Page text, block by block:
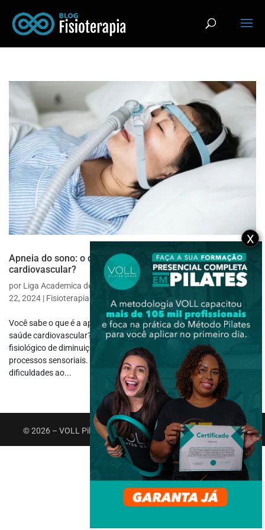
Apneia do sono: o que é e qual a relação com a saúde
cardiovascular?
por Liga Academica de Fisioterapia Respiratoria e Tabagismo|jul
22, 2024 | Fisioterapia Cardiológica Fisioterapia Específica
Você sabe o que é a apneia do sono, e qual a sua relação com a
saúde cardiovascular? O sono pode ser definido como um estado
fisiológico de diminuição do estado de consciência e limitação dos
processos sensoriais. Entretanto, muitas pessoas apresentam
dificuldades ao...
© 2026 – VOLL Pilates Group. Todos os direitos reservados.
X